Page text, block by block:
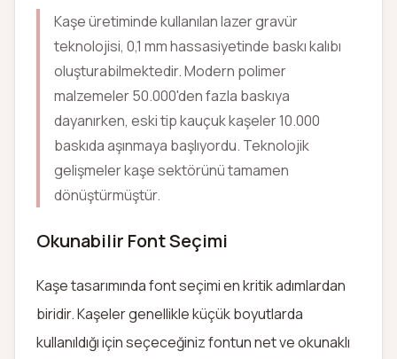
Kaşe üretiminde kullanılan lazer gravür
teknolojisi, 0,1 mm hassasiyetinde baskı kalıbı
oluşturabilmektedir. Modern polimer
malzemeler 50.000'den fazla baskıya
dayanırken, eski tip kauçuk kaşeler 10.000
baskıda aşınmaya başlıyordu. Teknolojik
gelişmeler kaşe sektörünü tamamen
dönüştürmüştür.
Okunabilir Font Seçimi
Kaşe tasarımında font seçimi en kritik adımlardan
biridir. Kaşeler genellikle küçük boyutlarda
kullanıldığı için seçeceğiniz fontun net ve okunaklı